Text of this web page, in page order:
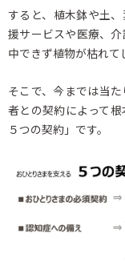
すると、植木鉢や土
援サービスや医療、
中できず植物が枯れて
そこで、今までは当
者との契約によって
５つの契約」です。